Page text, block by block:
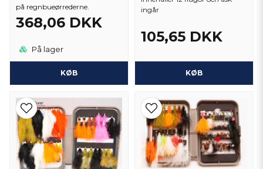
på regnbueørrederne.
368,06 DKK
På lager
KØB
ingår
105,65 DKK
KØB